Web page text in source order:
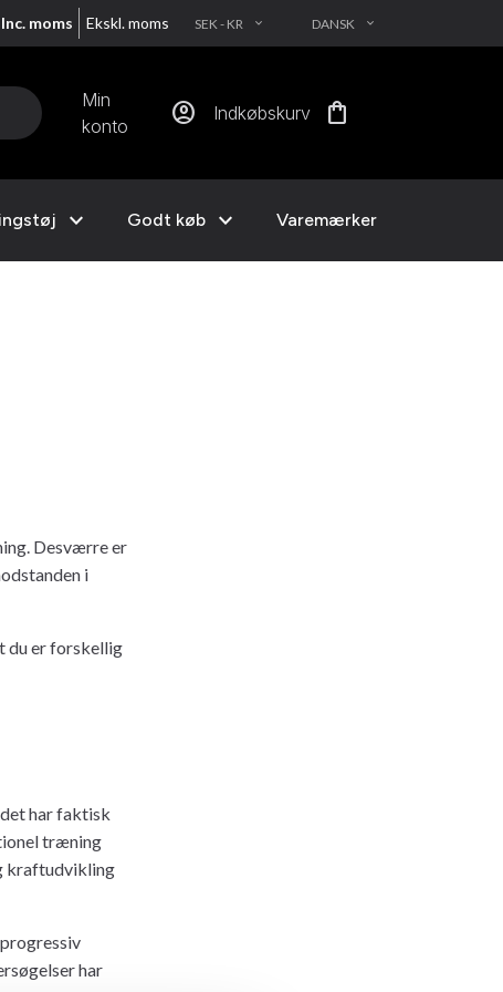
Inc. moms Ekskl. moms SEK - KR EXPAND_MORE DANSK EXPAND_MORE
Min
konto
account_circle Indkøbskurv shopping_bag
expand_more Godt køb expand_more Varemærker
Desværre er
i
du er forskellig
har faktisk
træning
kraftudvikling
har